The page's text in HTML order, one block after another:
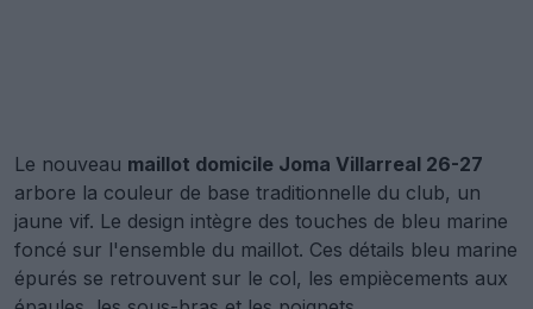
Le nouveau maillot domicile Joma Villarreal 26-27
arbore la couleur de base traditionnelle du club, un
jaune vif. Le design intègre des touches de bleu marine
foncé sur l'ensemble du maillot. Ces détails bleu marine
épurés se retrouvent sur le col, les empiècements aux